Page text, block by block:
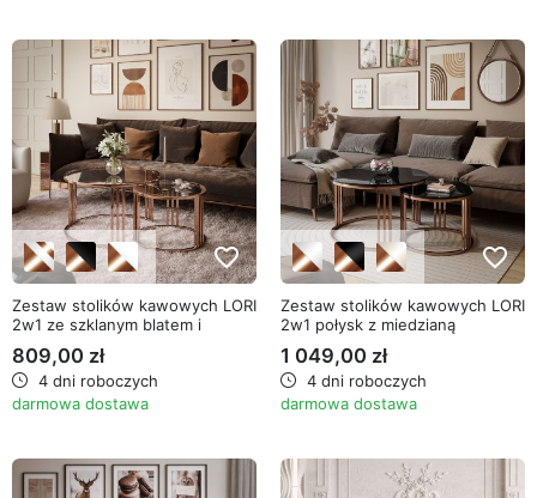
favorite_border
Zestaw stolików kawowych LORI
2w1 ze szklanym blatem i
miedzianą podstawą
809,00 zł
4 dni roboczych
darmowa dostawa
favorite_border
Zestaw stolików kawowych LORI
2w1 połysk z miedzianą
1 049,00 zł
4 dni roboczych
darmowa dostawa